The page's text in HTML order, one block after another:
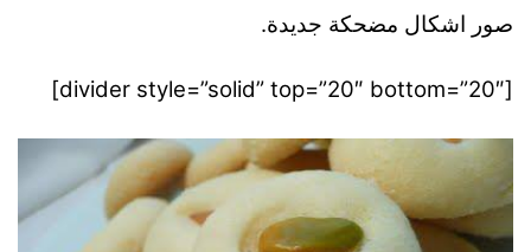
صور اشكال مضحكة جديدة.
[divider style=”solid” top=”20″ bottom=”20″]